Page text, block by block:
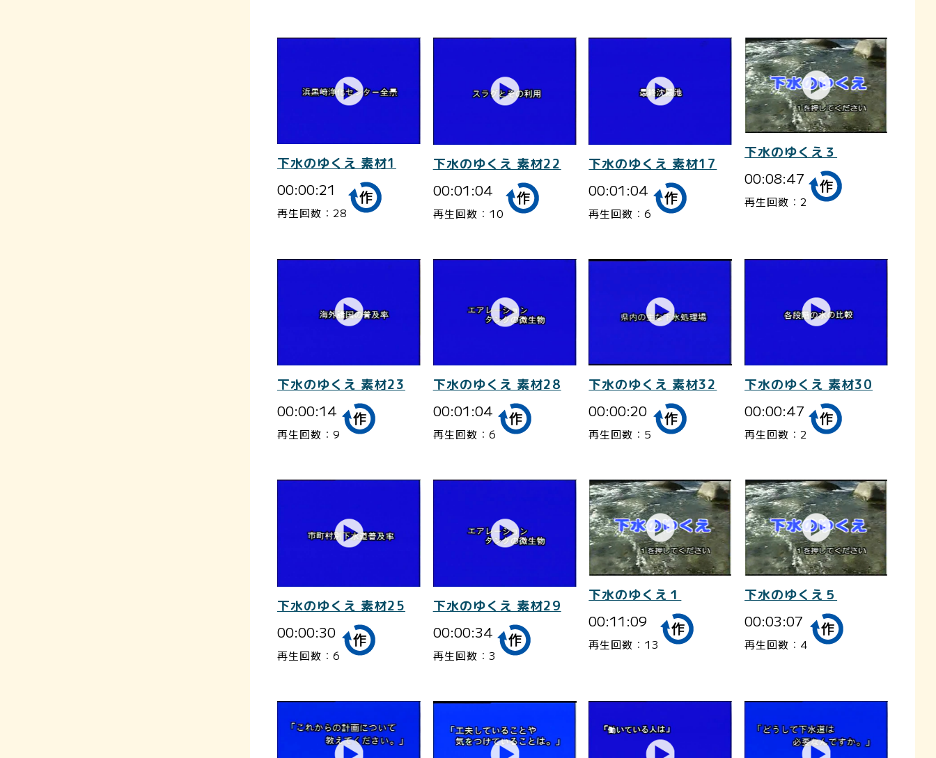
下水のゆくえ 素材1
00:00:21
再生回数：28
下水のゆくえ 素材22
00:01:04
再生回数：10
下水のゆくえ 素材17
00:01:04
再生回数：6
下水のゆくえ３
00:08:47
再生回数：2
下水のゆくえ 素材23
00:00:14
再生回数：9
下水のゆくえ 素材28
00:01:04
再生回数：6
下水のゆくえ 素材32
00:00:20
再生回数：5
下水のゆくえ 素材30
00:00:47
再生回数：2
下水のゆくえ 素材25
00:00:30
再生回数：6
下水のゆくえ 素材29
00:00:34
再生回数：3
下水のゆくえ１
00:11:09
再生回数：13
下水のゆくえ５
00:03:07
再生回数：4